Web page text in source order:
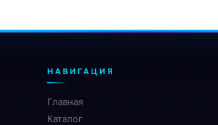
НАВИГАЦИЯ
Главная
Каталог